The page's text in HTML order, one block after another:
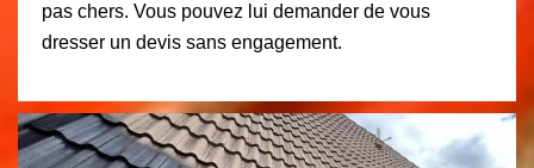
pas chers. Vous pouvez lui demander de vous
dresser un devis sans engagement.